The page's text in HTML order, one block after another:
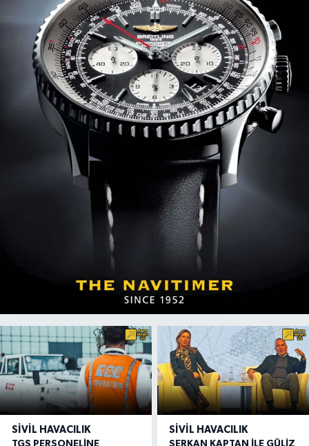
SIVIL HAVACILIK
TGS PERSONELİNE
SIVIL HAVACILIK
SERKAN KAPTAN İLE GÜLİZ